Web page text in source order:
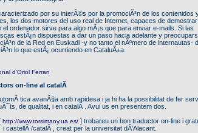
por su interÃ©s por la promociÃ³n de los contenidos
los dos motores del uso real de Internet, capaces de demostrar
el ordenador sirve para algo mÃ¡s que para enviar e-mails. Si las
estÃ¡n dispuestas a dar un paso hacia adelante y
de la Red en Euskadi -y no tanto el nÃºmero de internautas-
lo que estÃ¡ ocurriendo en CataluÃ±a.
d'Oriol Ferran
on-line al catalÃ
tica avanÃ§a amb rapidesa i ja hi ha la possibilitat de fer
de qualitat, i en catalÃ . Avui us en presentem dos.
http://www.torsimany.ua.es/ ] trobareu un bon traductor on-line i
castellÃ /catalÃ , creat per la universitat dÂ’Alacant.